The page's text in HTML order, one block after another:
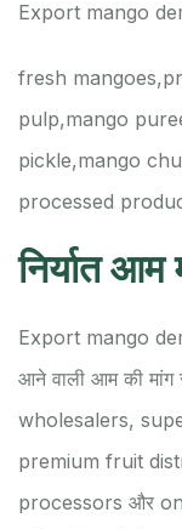
Export mango
fresh mangoes,
pulp,mango
pickle,mango
processed
निर्यात आम
Export mango
आने वाली आम की
wholesalers,
premium fruit
processors और